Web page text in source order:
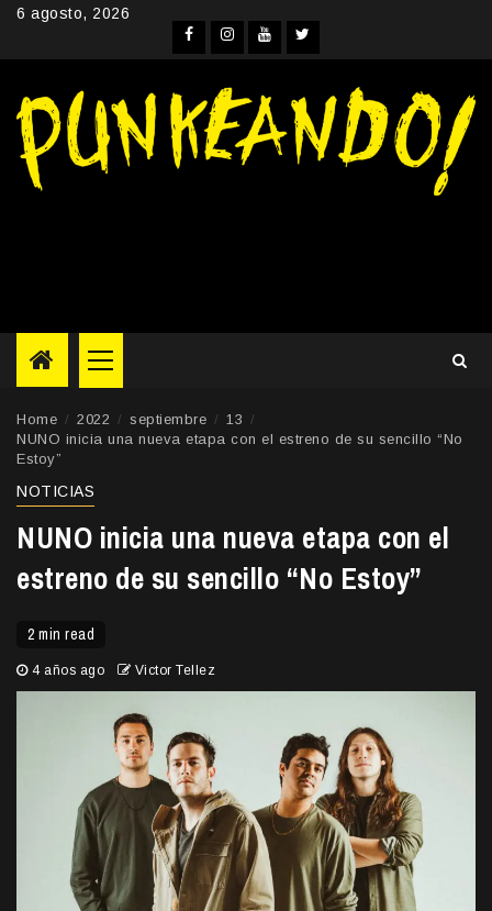
Skip6 agosto, 2026
Facebook
Instagram
YouTube
Twitter
Primary
Menu
Home 2022 septiembre
13
NUNO inicia una nueva etapa con el estreno de su sencillo “No
Estoy”
NOTICIAS
NUNO inicia una nueva etapa con el
estreno de su sencillo “No Estoy”
2 min read
4 años ago Victor Tellez